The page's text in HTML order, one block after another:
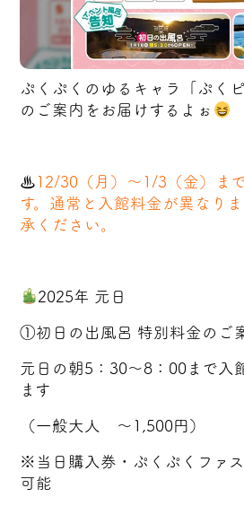
ぷくぷくのゆるキャラ「ぷく
のご案内をお届けするよぉ
♨ 12/30（月）～1/3（金）ま
す。通常と入館料金が異なり
承ください。
2025年 元日
①初日の出風呂 特別料金のご
元日の朝5：30～8：00まで入
ます
（一般大人 ～1,500円）
※当日購入券・ぷくぷくファ
可能